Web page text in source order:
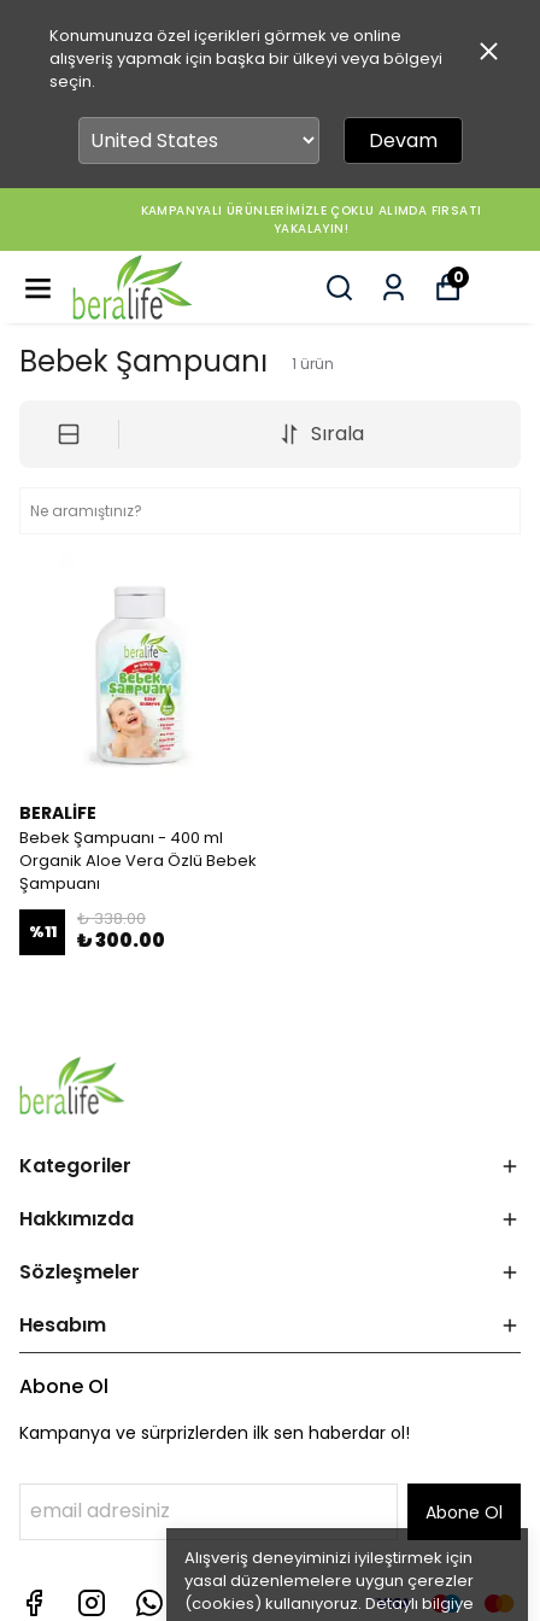
Konumunuza özel içerikleri görmek ve online
alışveriş yapmak için başka bir ülkeyi veya bölgeyi
seçin.
Devam
KAMPANYALI ÜRÜNLERİMİZLE ÇOKLU ALIMDA FIRSATI
YAKALAYIN!
0
Alışveriş deneyiminizi iyileştirmek için
yasal düzenlemelere uygun çerezler
(cookies) kullanıyoruz. Detaylı bilgiye
Bebek Şampuanı 1 ürün
Sırala
BERALİFE
Bebek Şampuanı - 400 ml
Organik Aloe Vera Özlü Bebek
Şampuanı
%11
₺ 338.00
₺ 300.00
Kategoriler
Hakkımızda
Sözleşmeler
Hesabım
Abone Ol
Kampanya ve sürprizlerden ilk sen haberdar ol!
Abone Ol